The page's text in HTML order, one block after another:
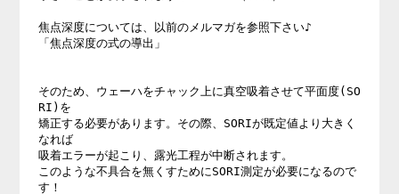
焦点深度については、以前のメルマガを参照下さい♪
「焦点深度の式の導出」
そのため、ウェーハをチャック上に真空吸着させて平面度(SO
RI)を
矯正する必要があります。その際、SORIが既定値より大きく
なれば
吸着エラーが起こり、露光工程が中断されます。
このような不具合を無くすためにSORI測定が必要になるので
す！